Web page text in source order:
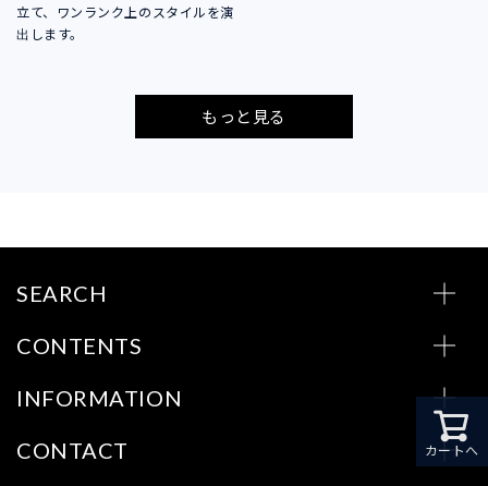
立て、ワンランク上のスタイルを演
出します。
もっと見る
カートへ
SEARCH
CONTENTS
INFORMATION
CONTACT